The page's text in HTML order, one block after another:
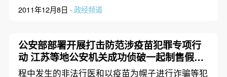
2011年12月8日 · 政经频道
公安部部署开展打击防范涉疫苗犯罪专项行
动 江苏等地公安机关成功侦破一起制售假新
冠疫苗犯罪案件
程中发生的非法行医和以疫苗为幌子进行诈骗等犯